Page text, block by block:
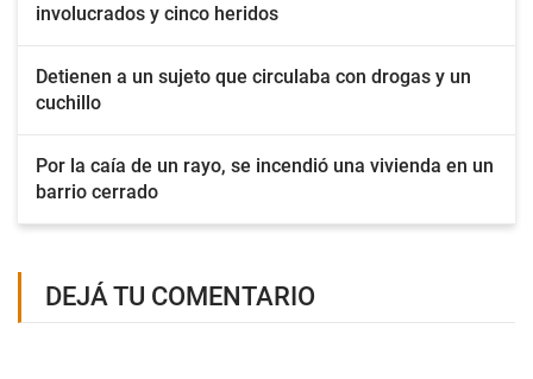
involucrados y cinco heridos
Detienen a un sujeto que circulaba con drogas y un
cuchillo
Por la caía de un rayo, se incendió una vivienda en un
barrio cerrado
DEJÁ TU COMENTARIO